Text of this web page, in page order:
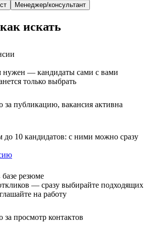
Менеджер/консультант
искать
нужен — кандидаты сами с вами
только выбрать
за публикацию, вакансия активна
до 10 кандидатов: с ними можно сразу
резюме
— сразу выбирайте подходящих
на работу
за просмотр контактов